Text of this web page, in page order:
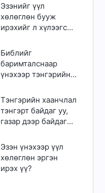
Эзэнийг үүл
хөлөглөн бууж
ирэхийг л хүлээгсэд
Библийг
баримталснаар
үнэхээр тэнгэрийн
чадах уу?
Тэнгэрийн хаанчлал
тэнгэрт байдаг уу,
газар дээр байдаг
Эзэн үнэхээр үүл
хөлөглөн эргэн
ирэх үү?